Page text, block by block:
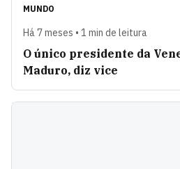
MUNDO
Há 7 meses • 1 min de leitura
O único presidente da
Maduro, diz vice